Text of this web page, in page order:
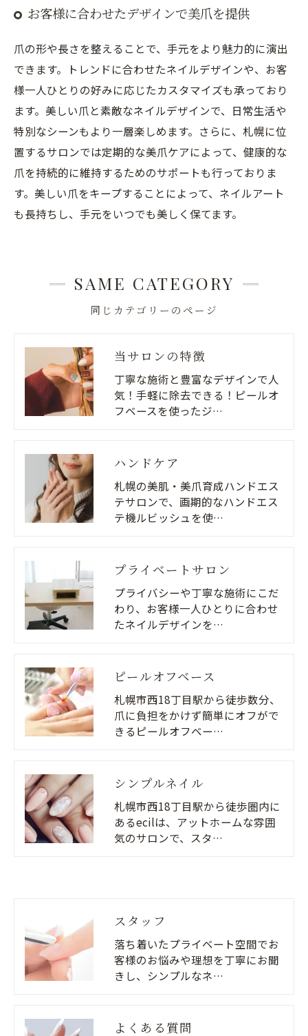
お客様に合わせたデザインで美爪を提供
爪の形や長さを整えることで、手元をより魅力的に演出
できます。トレンドに合わせたネイルデザインや、お客
様一人ひとりの好みに応じたカスタマイズも承っており
ます。美しい爪と素敵なネイルデザインで、日常生活や
特別なシーンもより一層楽しめます。さらに、札幌に位
置するサロンでは定期的な美爪ケアによって、健康的な
爪を持続的に維持するためのサポートも行っておりま
す。美しい爪をキープすることによって、ネイルアート
も長持ちし、手元をいつでも美しく保てます。
同じカテゴリーのページ
SAME CATEGORY
当サロンの特徴
丁寧な施術と豊富なデザインで人
気！手軽に除去できる！ピールオ
フベースを使ったジ…
ハンドケア
札幌の美肌・美爪育成ハンドエス
テサロンで、画期的なハンドエス
テ機ルビッシュを使…
プライベートサロン
プライバシーや丁寧な施術にこだ
わり、お客様一人ひとりに合わせ
たネイルデザインを…
ピールオフベース
札幌市西18丁目駅から徒歩数分、
爪に負担をかけず簡単にオフがで
きるピールオフベー…
シンプルネイル
札幌市西18丁目駅から徒歩圏内に
あるecilは、アットホームな雰囲
気のサロンで、スタ…
スタッフ
落ち着いたプライベート空間でお
客様のお悩みや理想を丁寧にお聞
きし、シンプルなネ…
よくある質問